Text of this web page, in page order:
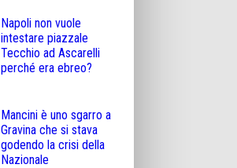
Napoli non vuole
intestare piazzale
Tecchio ad Ascarelli
perché era ebreo?
Mancini è uno sgarro a
Gravina che si stava
godendo la crisi della
Nazionale